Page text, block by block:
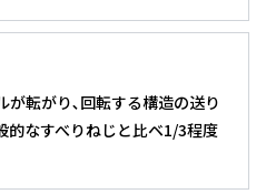
が転がり､回転する構造の送り
的なすべりねじと比ベ1/3程度